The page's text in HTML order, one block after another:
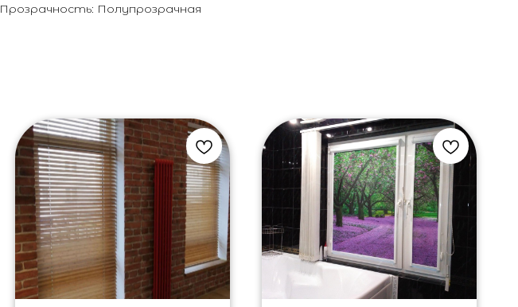
Прозрачность: Полупрозрачная